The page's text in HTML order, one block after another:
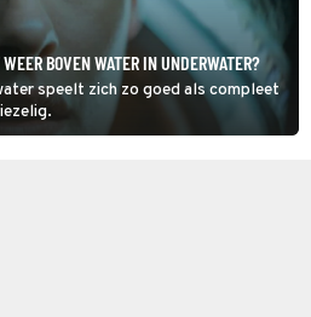
BOVEN WATER IN UNDERWATER?
speelt zich zo goed als compleet